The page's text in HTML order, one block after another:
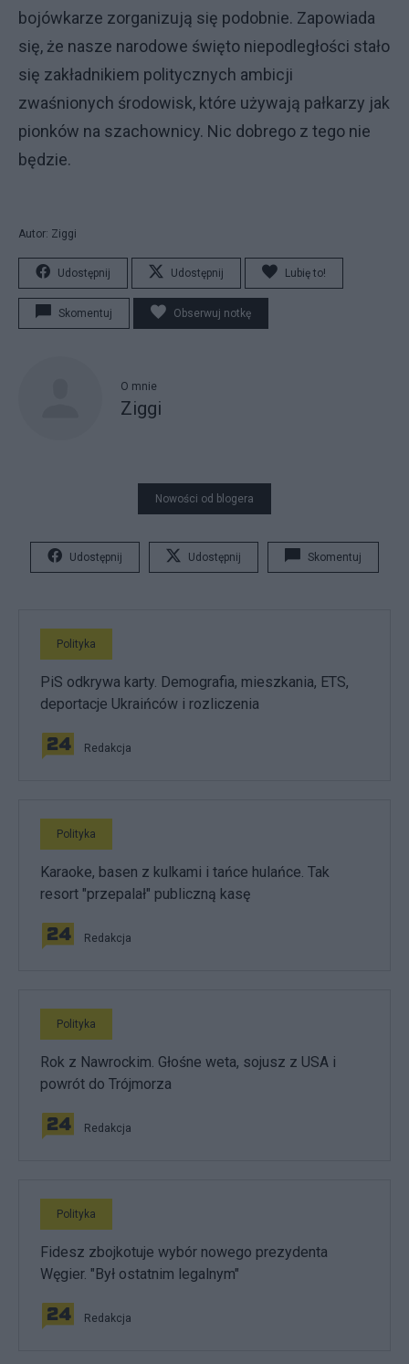
bojówkarze zorganizują się podobnie. Zapowiada
się, że nasze narodowe święto niepodległości stało
się zakładnikiem politycznych ambicji
zwaśnionych środowisk, które używają pałkarzy jak
pionków na szachownicy. Nic dobrego z tego nie
będzie.
Autor: Ziggi
Udostępnij Udostępnij Lubię to!
Skomentuj Obserwuj notkę
O mnie
Ziggi
Nowości od blogera
Udostępnij Udostępnij Skomentuj
Polityka
PiS odkrywa karty. Demografia, mieszkania, ETS,
deportacje Ukraińców i rozliczenia
Redakcja
Polityka
Karaoke, basen z kulkami i tańce hulańce. Tak
resort "przepalał" publiczną kasę
Redakcja
Polityka
Rok z Nawrockim. Głośne weta, sojusz z USA i
powrót do Trójmorza
Redakcja
Polityka
Fidesz zbojkotuje wybór nowego prezydenta
Węgier. "Był ostatnim legalnym"
Redakcja